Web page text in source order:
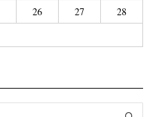
26 27
28